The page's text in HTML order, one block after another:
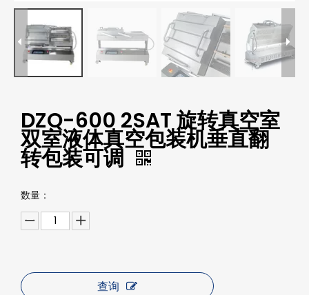
DZQ-600 2SAT 旋转真空室
双室液体真空包装机垂直翻
转包装可调
数量：
查询